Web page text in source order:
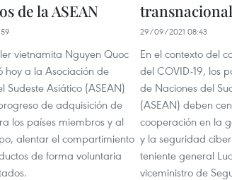
de la ASEAN
vietnamita Nguyen Quoc
hoy a la Asociación de
Sudeste Asiático (ASEAN)
de adquisición de
los países miembros y al
alentar el compartimiento
de forma voluntaria
transnacional
29/09/2021 08:43
En el contexto del
del COVID-19, los
de Naciones del
(ASEAN) deben
cooperación en la
y la seguridad
teniente general
viceministro de